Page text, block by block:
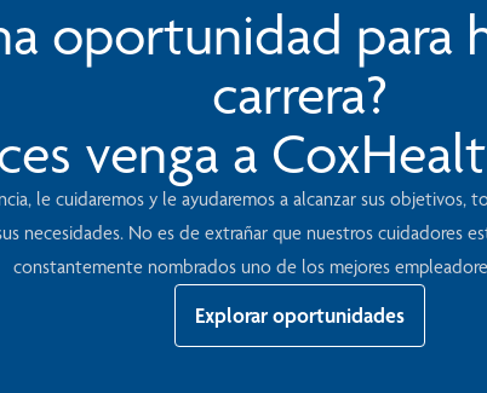
oportunidad para
carrera?
venga a
le cuidaremos y le ayudaremos a alcanzar sus
necesidades. No es de extrañar que nuestros cuidadores
constantemente nombrados uno de los mejores
Explorar oportunidades